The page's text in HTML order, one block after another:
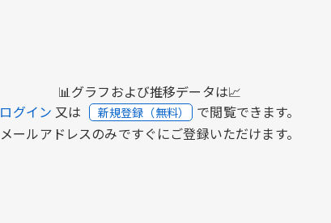
📊グラフおよび推移データは📈
ログイン 又は 新規登録（無料） で閲覧できます。
メールアドレスのみですぐにご登録いただけます。